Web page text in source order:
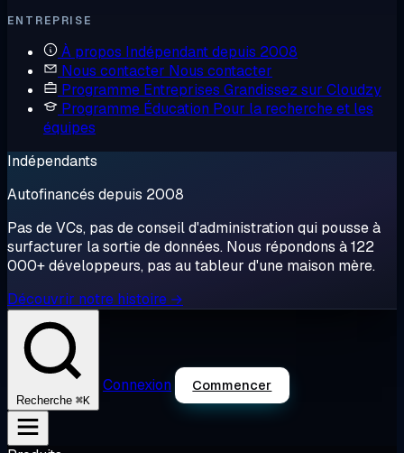
ENTREPRISE
À propos Indépendant depuis 2008
Nous contacter Nous contacter
Programme Entreprises Grandissez sur Cloudzy
Programme Éducation Pour la recherche et les
équipes
Indépendants
Autofinancés depuis 2008
Pas de VCs, pas de conseil d'administration qui pousse à
surfacturer la sortie de données. Nous répondons à 122
000+ développeurs, pas au tableur d'une maison mère.
Découvrir notre histoire →
Recherche ⌘K
Connexion Commencer